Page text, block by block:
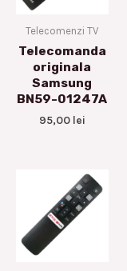
Telecomenzi TV
Telecomanda
originala
Samsung
BN59-01247A
95,00 lei